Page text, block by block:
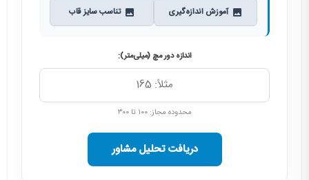
آموزش اندازه‌گیری تناسب سایز قاب
اندازه دور مچ (میلی‌متر):
محدوده مجاز: ۱۰۰ تا ۳۰۰
دریافت تحلیل مشاور